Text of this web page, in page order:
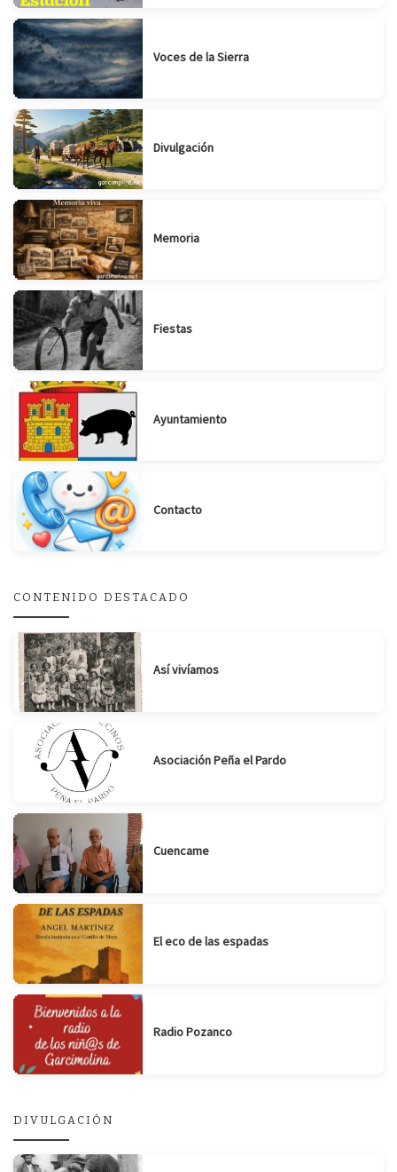
Voces de la Sierra
Divulgación
Memoria
Fiestas
Ayuntamiento
Contacto
CONTENIDO DESTACADO
Así vivíamos
Asociación Peña el Pardo
Cuencame
El eco de las espadas
Radio Pozanco
DIVULGACIÓN